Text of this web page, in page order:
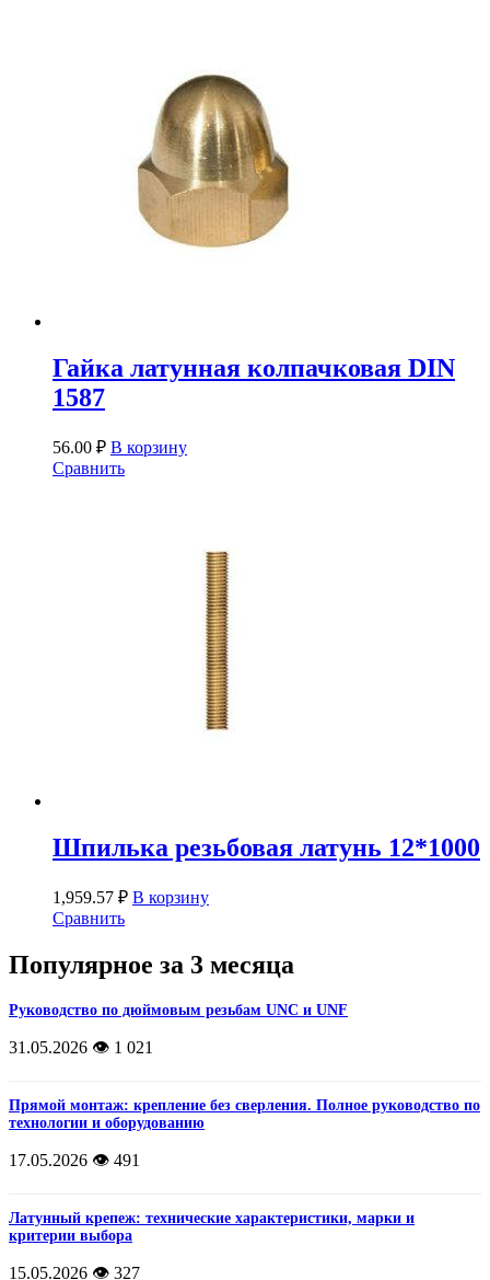
Гайка латунная колпачковая DIN
1587
56.00 ₽ В корзину
Сравнить
Шпилька резьбовая латунь 12*1000
1,959.57 ₽ В корзину
Сравнить
Популярное за 3 месяца
Руководство по дюймовым резьбам UNC и UNF
31.05.2026 👁️ 1 021
Прямой монтаж: крепление без сверления. Полное руководство по
технологии и оборудованию
17.05.2026 👁️ 491
Латунный крепеж: технические характеристики, марки и
критерии выбора
15.05.2026 👁️ 327